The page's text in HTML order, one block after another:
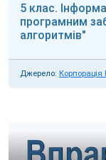
5 клас.
програмним
алгоритмів"
Джерело: Корпорація